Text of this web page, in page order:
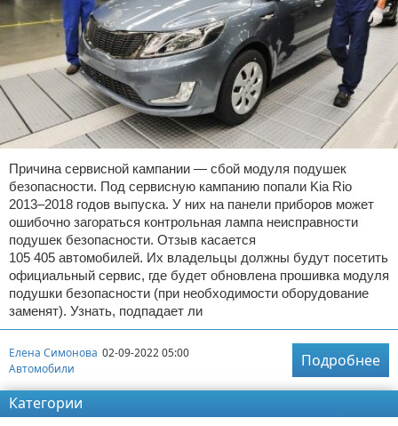
Причина сервисной кампании — сбой модуля подушек
безопасности. Под сервисную кампанию попали Kia Rio
2013–2018 годов выпуска. У них на панели приборов может
ошибочно загораться контрольная лампа неисправности
подушек безопасности. Отзыв касается
105 405 автомобилей. Их владельцы должны будут посетить
официальный сервис, где будет обновлена прошивка модуля
подушки безопасности (при необходимости оборудование
заменят). Узнать, подпадает ли
Елена Симонова 02-09-2022 05:00
Автомобили
Подробнее
Категории